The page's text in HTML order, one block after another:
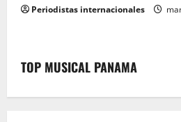
Periodistas internacionales
TOP MUSICAL PANAMA